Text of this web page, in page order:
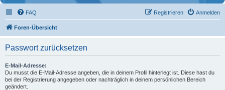
FAQ Anmelden
Registrieren
Foren-Übersicht
Passwort zurücksetzen
E-Mail-Adresse:
Du musst die E-Mail-Adresse angeben, die in deinem Profil hinterlegt ist. Diese hast du
bei der Registrierung angegeben oder nachträglich in deinem persönlichen Bereich
geändert.